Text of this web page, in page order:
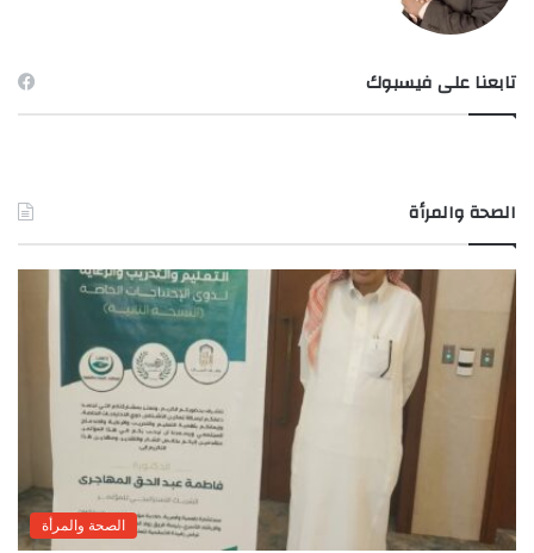
تابعنا على فيسبوك
الصحة والمرأة
الصحة والمرأة